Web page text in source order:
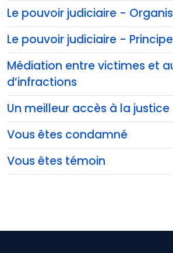
Le pouvoir judiciaire -
Le pouvoir judiciaire -
Médiation entre victimes et
d’infractions
Un meilleur accès à la justice
Vous êtes condamné
Vous êtes témoin